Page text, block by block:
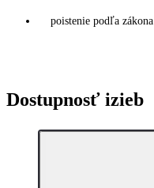
poistenie podľa
Dostupnosť izieb